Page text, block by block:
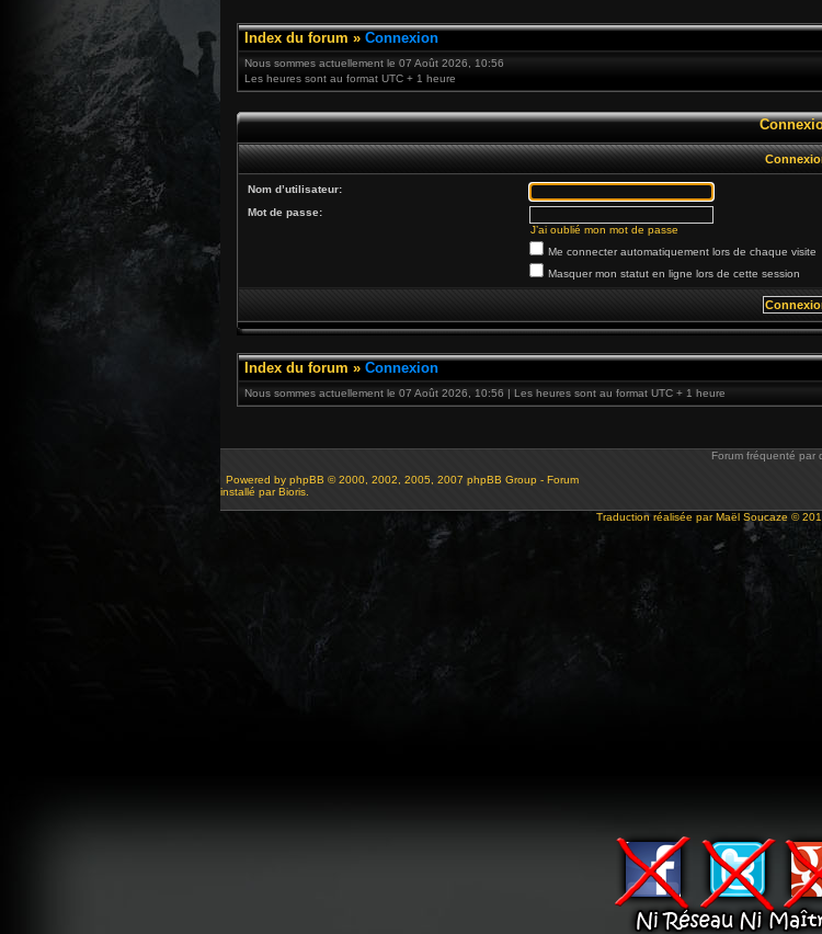
Index du forum » Connexion
Nous sommes actuellement le 07 Août 2026, 10:56
Les heures sont au format UTC + 1 heure
Nom d’utilisateur:
Mot de passe:
J’ai oublié mon mot de passe
Me connecter automatiquement lors de chaque visite
Masquer mon statut en ligne lors de cette session
Index du forum » Connexion
Nous sommes actuellement le 07 Août 2026, 10:56 | Les heures sont au format UTC + 1 heure
Forum fréquenté par
Powered by phpBB © 2000, 2002, 2005, 2007 phpBB Group - Forum
installé par Bioris.
Traduction réalisée parMaël Soucaze ©